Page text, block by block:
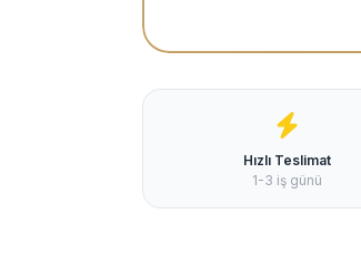
Hızlı Teslimat
1-3 iş günü